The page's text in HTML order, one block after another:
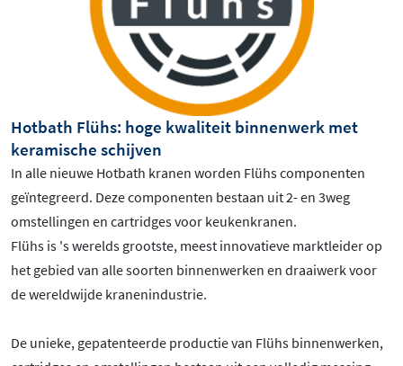
Hotbath Flühs: hoge kwaliteit binnenwerk met
keramische schijven
In alle nieuwe Hotbath kranen worden Flühs componenten
geïntegreerd. Deze componenten bestaan uit 2- en 3weg
omstellingen en cartridges voor keukenkranen.
Flühs is 's werelds grootste, meest innovatieve marktleider op
het gebied van alle soorten binnenwerken en draaiwerk voor
de wereldwijde kranenindustrie.
De unieke, gepatenteerde productie van Flühs binnenwerken,